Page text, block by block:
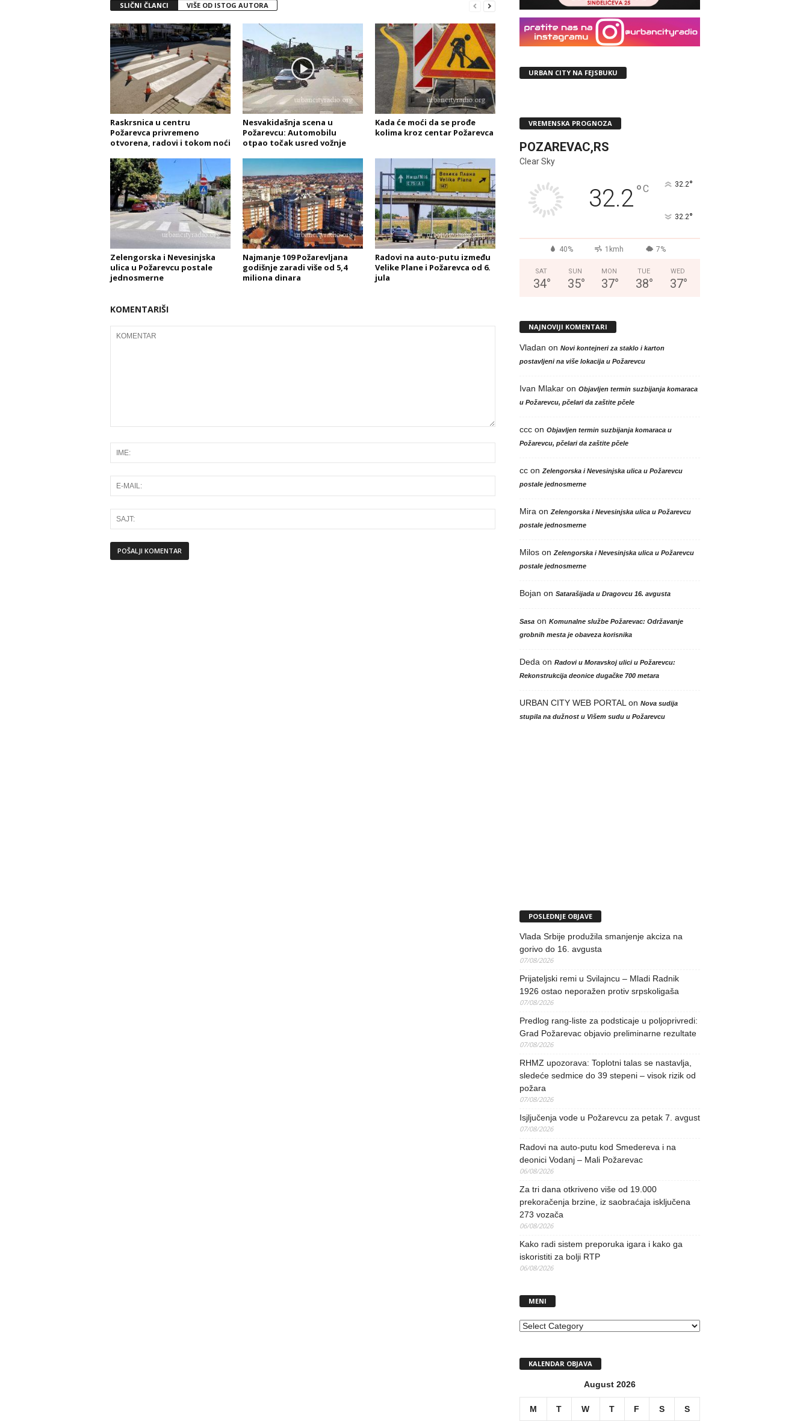
SLIČNI ČLANCI VIŠE OD ISTOG AUTORA
Raskrsnica u centru
Požarevca privremeno
otvorena, radovi i tokom noći
Nesvakidašnja scena u
Požarevcu: Automobilu
otpao točak usred vožnje
Kada će moći da se prođe
kolima kroz centar Požarevca
Zelengorska i Nevesinjska
ulica u Požarevcu postale
jednosmerne
Najmanje 109 Požarevljana
godišnje zaradi više od 5,4
miliona dinara
Radovi na auto-putu između
Velike Plane i Požarevca od 6.
jula
KOMENTARIŠI
URBAN CITY NA FEJSBUKU
VREMENSKA PROGNOZA
POZAREVAC,RS
Clear Sky
32.2°C 32.2°
32.2°
40% 1kmh 7%
SAT
34°
SUN
35°
MON
37°
TUE
38°
WED
37°
NAJNOVIJI KOMENTARI
Vladan on Novi kontejneri za staklo i karton
postavljeni na više lokacija u Požarevcu
Ivan Mlakaron Objavljen termin suzbijanja komaraca
u Požarevcu, pčelari da zaštite pčele
cccon Objavljen termin suzbijanja komaraca u
Požarevcu, pčelari da zaštite pčele
ccon Zelengorska i Nevesinjska ulica u Požarevcu
postale jednosmerne
Mira on Zelengorska i Nevesinjska ulica u Požarevcu
postale jednosmerne
Miloson Zelengorska i Nevesinjska ulica u Požarevcu
postale jednosmerne
Bojan on Satarašijada u Dragovcu 16. avgusta
Sasaon Komunalne službe Požarevac: Održavanje
grobnih mesta je obaveza korisnika
Deda on Radovi u Moravskoj ulici u Požarevcu:
Rekonstrukcija deonice dugačke 700 metara
URBAN CITY WEB PORTAL on Nova sudija
stupila na dužnost u Višem sudu u Požarevcu
POSLEDNJE OBJAVE
Vlada Srbije produžila smanjenje akciza na
gorivo do 16. avgusta
07/08/2026
Prijateljski remi u Svilajncu – Mladi Radnik
1926 ostao neporažen protiv srpskoligaša
07/08/2026
Predlog rang-liste za podsticaje u poljoprivredi:
Grad Požarevac objavio preliminarne rezultate
07/08/2026
RHMZ upozorava: Toplotni talas se nastavlja,
sledeće sedmice do 39 stepeni – visok rizik od
požara
07/08/2026
Isjljučenja vode u Požarevcu za petak 7. avgust
07/08/2026
Radovi na auto-putu kod Smedereva i na
deonici Vodanj – Mali Požarevac
06/08/2026
Za tri dana otkriveno više od 19.000
prekoračenja brzine, iz saobraćaja isključena
273 vozača
06/08/2026
Kako radi sistem preporuka igara i kako ga
iskoristiti za bolji RTP
06/08/2026
MENI
MENI
KALENDAR OBJAVA
August 2026
M T W T F S S